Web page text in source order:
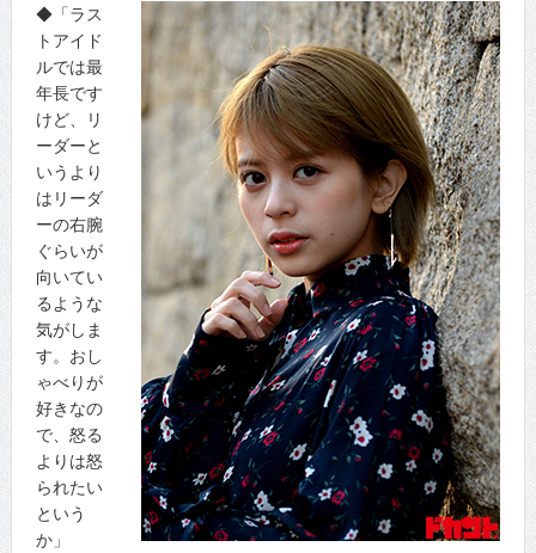
◆「ラス
トアイド
ルでは最
年長です
けど、リ
ーダーと
いうより
はリーダ
ーの右腕
ぐらいが
向いてい
るような
気がしま
す。おし
ゃべりが
好きなの
で、怒る
よりは怒
られたい
という
か」